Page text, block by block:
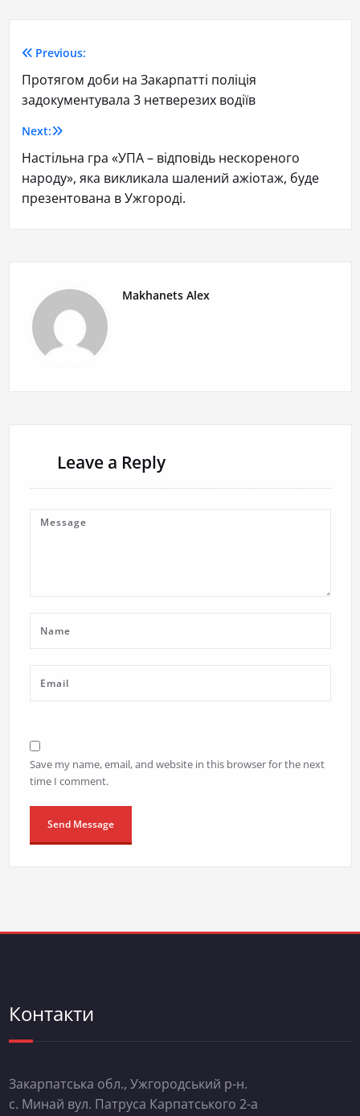
Previous:
Протягом доби на Закарпатті поліція
задокументувала 3 нетверезих водіїв
Next:
Настільна гра «УПА – відповідь нескореного
народу», яка викликала шалений ажіотаж, буде
презентована в Ужгороді.
Makhanets Alex
Leave a Reply
Save my name, email, and website in this browser for the next
time I comment.
Контакти
Закарпатська обл., Ужгородський р-н.
с. Минай вул. Патруса Карпатського 2-а